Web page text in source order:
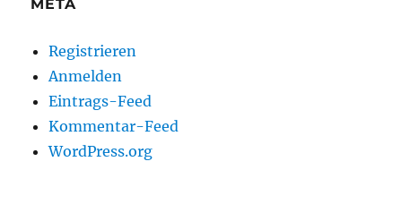
META
Registrieren
Anmelden
Eintrags-Feed
Kommentar-Feed
WordPress.org